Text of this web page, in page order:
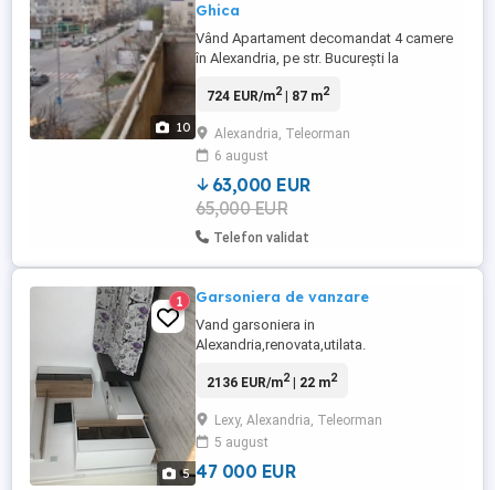
10
Ghica
Vând Apartament decomandat 4 camere
în Alexandria, pe str. București la
dublă (spre bulevard și spre spatele
serviciu, 1 debara, ferestre mari și
luminoase din tâmplărie pvc, acoperiș,
două balcoane spațioase(7,17mp ...
724 EUR/m2| 87 m2
Alexandria, Teleorman
6 august
63,000 EUR
65,000 EUR
Telefon validat
5
1 Garsoniera de vanzare
Vand garsoniera in
Alexandria,renovata,utilata.
2136 EUR/m2| 22 m2
Lexy, Alexandria, Teleorman
5 august
47 000 EUR